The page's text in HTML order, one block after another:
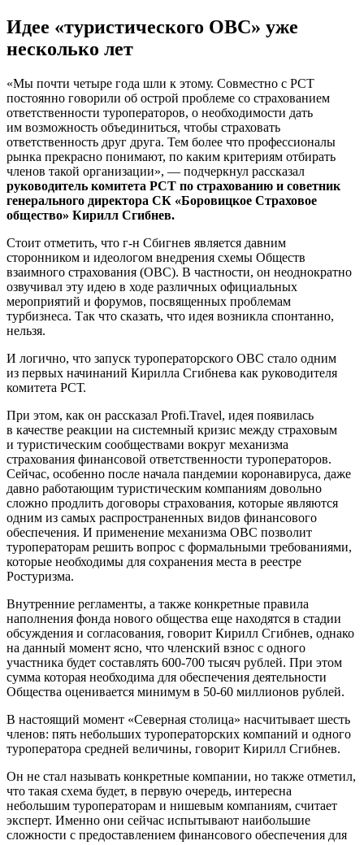
Идее «туристического ОВС» уже
несколько лет
«Мы почти четыре года шли к этому. Совместно с РСТ
постоянно говорили об острой проблеме со страхованием
ответственности туроператоров, о необходимости дать
им возможность объединиться, чтобы страховать
ответственность друг друга. Тем более что профессионалы
рынка прекрасно понимают, по каким критериям отбирать
членов такой организации», — подчеркнул рассказал
руководитель комитета РСТ по страхованию и советник
генерального директора СК «Боровицкое Страховое
общество» Кирилл Сгибнев.
Стоит отметить, что г-н Сбигнев является давним
сторонником и идеологом внедрения схемы Обществ
взаимного страхования (ОВС). В частности, он неоднократно
озвучивал эту идею в ходе различных официальных
мероприятий и форумов, посвященных проблемам
турбизнеса. Так что сказать, что идея возникла спонтанно,
нельзя.
И логично, что запуск туроператорского ОВС стало одним
из первых начинаний Кирилла Сгибнева как руководителя
комитета РСТ.
При этом, как он рассказал Profi.Travel, идея появилась
в качестве реакции на системный кризис между страховым
и туристическим сообществами вокруг механизма
страхования финансовой ответственности туроператоров.
Сейчас, особенно после начала пандемии коронавируса, даже
давно работающим туристическим компаниям довольно
сложно продлить договоры страхования, которые являются
одним из самых распространенных видов финансового
обеспечения. И применение механизма ОВС позволит
туроператорам решить вопрос с формальными требованиями,
которые необходимы для сохранения места в реестре
Ростуризма.
Внутренние регламенты, а также конкретные правила
наполнения фонда нового общества еще находятся в стадии
обсуждения и согласования, говорит Кирилл Сгибнев, однако
на данный момент ясно, что членский взнос с одного
участника будет составлять 600-700 тысяч рублей. При этом
сумма которая необходима для обеспечения деятельности
Общества оценивается минимум в 50-60 миллионов рублей.
В настоящий момент «Северная столица» насчитывает шесть
членов: пять небольших туроператорских компаний и одного
туроператора средней величины, говорит Кирилл Сгибнев.
Он не стал называть конкретные компании, но также отметил,
что такая схема будет, в первую очередь, интересна
небольшим туроператорам и нишевым компаниям, считает
эксперт. Именно они сейчас испытывают наибольшие
сложности с предоставлением финансового обеспечения для